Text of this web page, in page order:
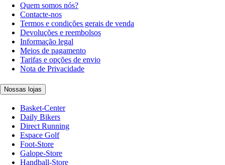
Quem somos nós?
Contacte-nos
Termos e condições gerais de venda
Devoluções e reembolsos
Informação legal
Meios de pagamento
Tarifas e opções de envio
Nota de Privacidade
Nossas lojas
Basket-Center
Daily Bikers
Direct Running
Espace Golf
Foot-Store
Galope-Store
Handball-Store